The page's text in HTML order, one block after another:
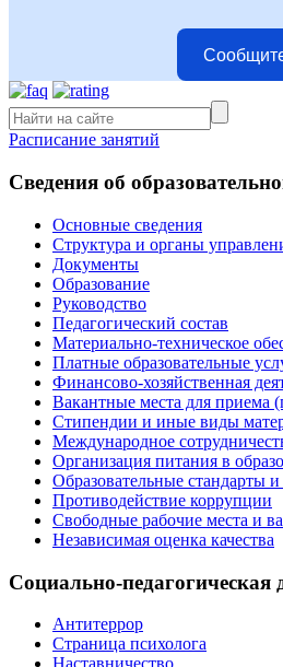
Расписание занятий
Сведения об
Основные сведения
Структура и органы
Документы
Образование
Руководство
Педагогический состав
Материально-техническое
Платные образовательные
Финансово-хозяйственная
Вакантные места для приема
Стипендии и иные виды
Международное
Организация питания в
Образовательные стандарты
Противодействие коррупции
Свободные рабочие места и
Независимая оценка качества
Социально-педагогическая
Антитеррор
Страница психолога